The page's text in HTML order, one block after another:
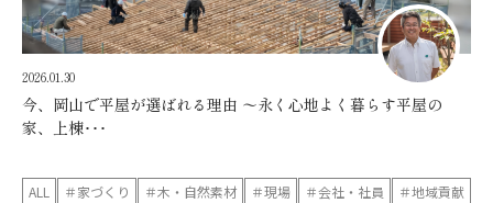
2026.01.30
今、岡山で平屋が選ばれる理由 〜永く心地よく暮らす平屋の
家、上棟･･･
ALL ＃家づくり ＃木・自然素材 ＃現場 ＃会社・社員
＃地域貢献